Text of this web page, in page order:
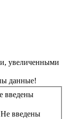
увеличенными
данные!
введены
Не введены